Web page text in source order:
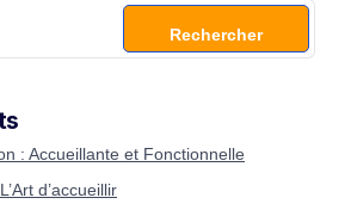
: Accueillante et Fonctionnelle
d’accueillir